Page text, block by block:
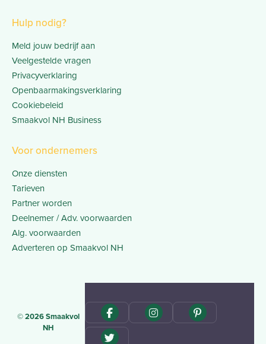
Hulp nodig?
Meld jouw bedrijf aan
Veelgestelde vragen
Privacyverklaring
Openbaarmakingsverklaring
Cookiebeleid
Smaakvol NH Business
Voor ondernemers
Onze diensten
Tarieven
Partner worden
Deelnemer / Adv. voorwaarden
Alg. voorwaarden
Adverteren op Smaakvol NH
© 2026 Smaakvol
NH